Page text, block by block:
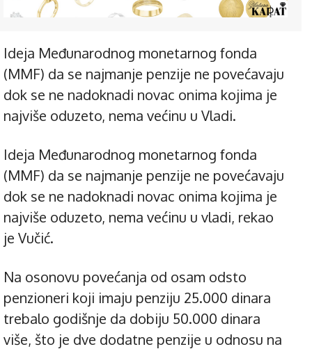
Ideja Međunarodnog monetarnog fonda
(MMF) da se najmanje penzije ne povećavaju
dok se ne nadoknadi novac onima kojima je
najviše oduzeto, nema većinu u Vladi.
Ideja Međunarodnog monetarnog fonda
(MMF) da se najmanje penzije ne povećavaju
dok se ne nadoknadi novac onima kojima je
najviše oduzeto, nema većinu u vladi, rekao
je Vučić.
Na osonovu povećanja od osam odsto
penzioneri koji imaju penziju 25.000 dinara
trebalo godišnje da dobiju 50.000 dinara
više, što je dve dodatne penzije u odnosu na